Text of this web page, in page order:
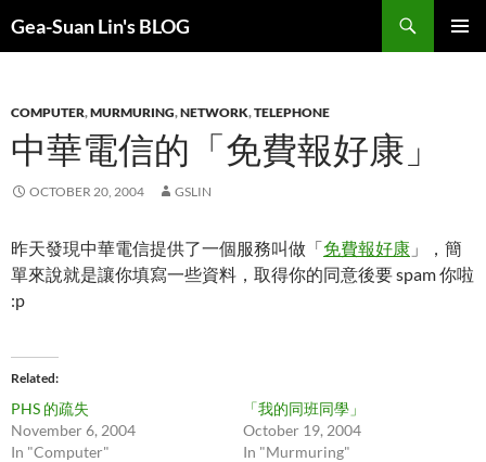
Gea-Suan Lin's BLOG
COMPUTER,MURMURING,NETWORK,TELEPHONE
中華電信的「免費報好康」
OCTOBER 20, 2004 GSLIN
昨天發現中華電信提供了一個服務叫做「免費報好康 」，簡
單來說就是讓你填寫一些資料，取得你的同意後要 spam 你啦
:p
Related
PHS 的疏失
November 6, 2004
In "Computer"
「我的同班同學」
October 19, 2004
In "Murmuring"